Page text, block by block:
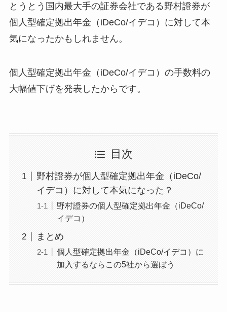
とうとう国内最大手の証券会社である野村證券が
個人型確定拠出年金（iDeCo/イデコ）に対して本
気になったかもしれません。
個人型確定拠出年金（iDeCo/イデコ）の手数料の
大幅値下げを発表したからです。
目次
野村證券が個人型確定拠出年金（iDeCo/
イデコ）に対して本気になった？
野村證券の個人型確定拠出年金（iDeCo/
イデコ）
まとめ
個人型確定拠出年金（iDeCo/イデコ）に
加入するならこの5社から選ぼう